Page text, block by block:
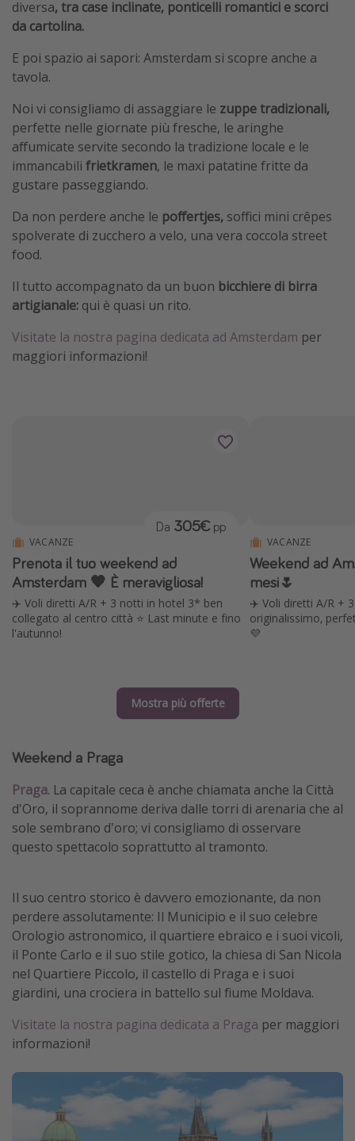
diversa, tra case inclinate, ponticelli romantici e scorci
da cartolina.
E poi spazio ai sapori: Amsterdam si scopre anche a
tavola.
Noi vi consigliamo di assaggiare le zuppe tradizionali,
perfette nelle giornate più fresche, le aringhe
affumicate servite secondo la tradizione locale e le
immancabili frietkramen, le maxi patatine fritte da
gustare passeggiando.
Da non perdere anche le poffertjes, soffici mini crêpes
spolverate di zucchero a velo, una vera coccola street
food.
Il tutto accompagnato da un buon bicchiere di birra
artigianale: qui è quasi un rito.
Visitate la nostra pagina dedicata ad Amsterdam per
maggiori informazioni!
VACANZE
Prenota il tuo weekend ad
Amsterdam 🧡 È meravigliosa!
✈️ Voli diretti A/R + 3 notti in hotel 3* ben
collegato al centro città ⭐️ Last minute e fino
l'autunno!
Da 305€ pp
VACANZE
Weekend ad
mesi🌷
✈️ Voli diretti A/R +
originalissimo,
💜
Mostra più offerte
Weekend a Praga
Praga. La capitale ceca è anche chiamata anche la Città
d'Oro, il soprannome deriva dalle torri di arenaria che al
sole sembrano d'oro; vi consigliamo di osservare
questo spettacolo soprattutto al tramonto.
Il suo centro storico è davvero emozionante, da non
perdere assolutamente: Il Municipio e il suo celebre
Orologio astronomico, il quartiere ebraico e i suoi vicoli,
il Ponte Carlo e il suo stile gotico, la chiesa di San Nicola
nel Quartiere Piccolo, il castello di Praga e i suoi
giardini, una crociera in battello sul fiume Moldava.
Visitate la nostra pagina dedicata a Praga per maggiori
informazioni!